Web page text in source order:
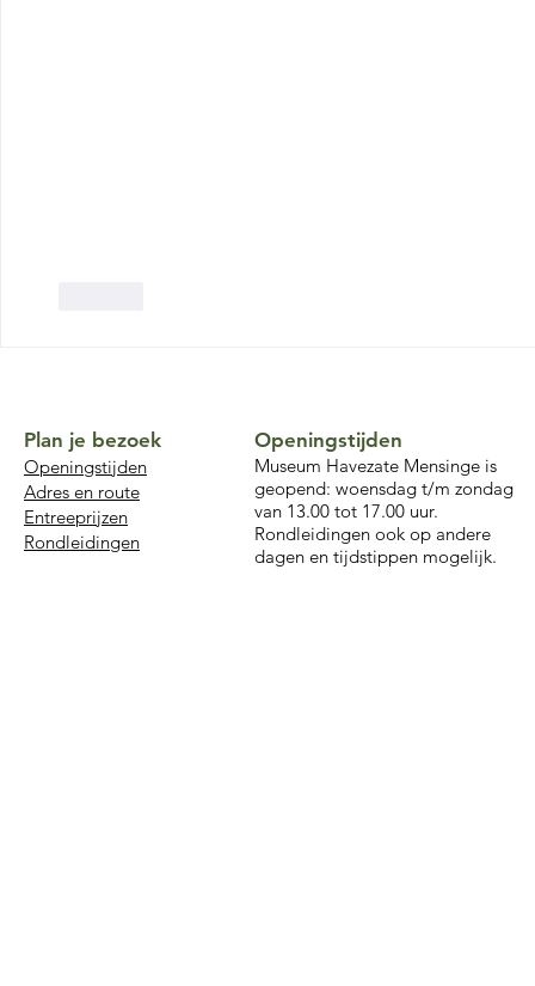
Plan je bezoek
Openingstijden
Adres en route
Entreeprijzen
Rondleidingen
Openingstijden
Museum Havezate Mensinge is
geopend: woensdag t/m zondag
van 13.00 tot 17.00 uur.
Rondleidingen ook op andere
dagen en tijdstippen mogelijk.